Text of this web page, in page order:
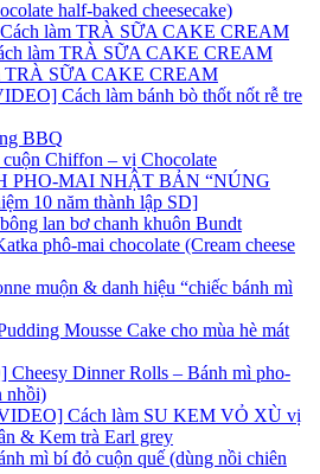
half-baked cheesecake)
Cách làm TRÀ SỮA CAKE CREAM
làm TRÀ SỮA CAKE CREAM
TRÀ SỮA CAKE CREAM
Cách làm bánh bò thốt nốt rễ tre
BBQ
cuộn Chiffon – vị Chocolate
PHO-MAI NHẬT BẢN “NÚNG
10 năm thành lập SD]
lan bơ chanh khuôn Bundt
phô-mai chocolate (Cream cheese
muộn & danh hiệu “chiếc bánh mì
Mousse Cake cho mùa hè mát
Cheesy Dinner Rolls – Bánh mì pho-
nhồi)
Cách làm SU KEM VỎ XÙ vị
& Kem trà Earl grey
mì bí đỏ cuộn quế (dùng nồi chiên